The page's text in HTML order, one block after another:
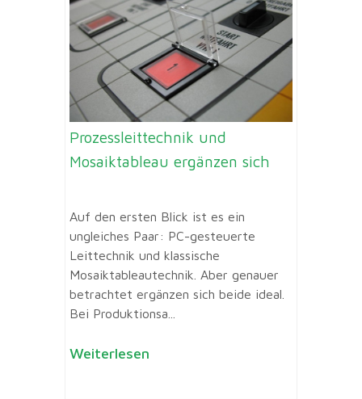
Prozessleittechnik und
Mosaiktableau ergänzen sich
Auf den ersten Blick ist es ein
ungleiches Paar: PC-gesteuerte
Leittechnik und klassische
Mosaiktableautechnik. Aber genauer
betrachtet ergänzen sich beide ideal.
Bei Produktionsa...
Weiterlesen